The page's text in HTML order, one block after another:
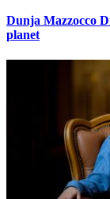
Dunja Mazzocco
planet